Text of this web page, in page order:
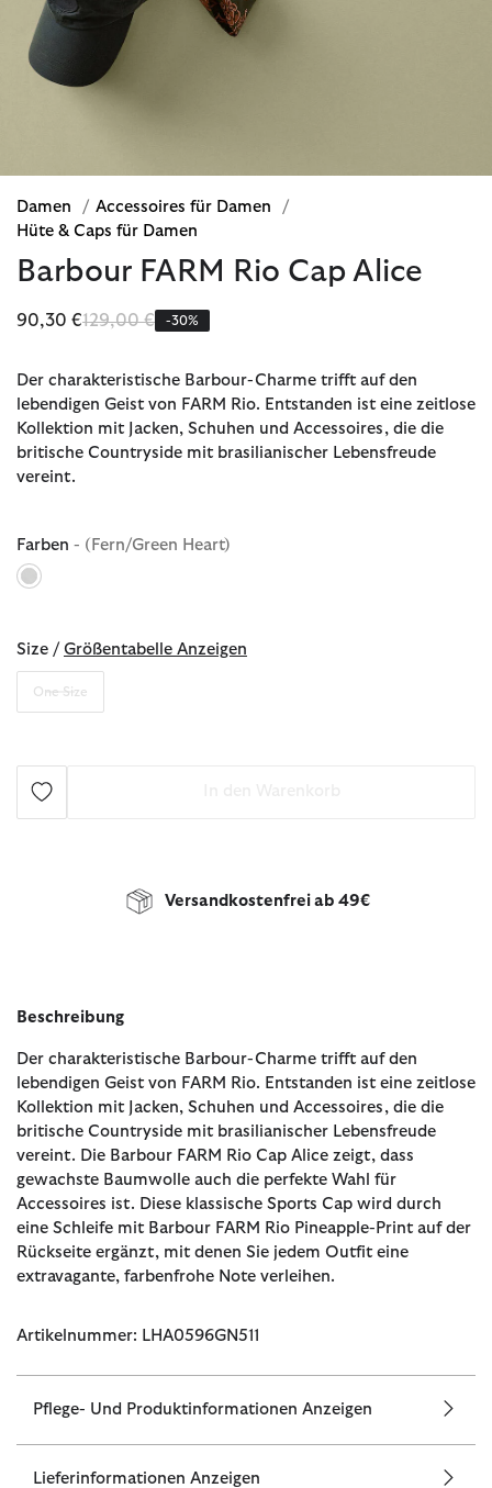
Damen / Accessoires für Damen
/
Hüte & Caps für Damen
Barbour FARM Rio Cap Alice
90,30 €Reduziert von
129,00 €bis-30%
Der charakteristische Barbour-Charme trifft auf den
lebendigen Geist von FARM Rio. Entstanden ist eine zeitlose
Kollektion mit Jacken, Schuhen und Accessoires, die die
britische Countryside mit brasilianischer Lebensfreude
vereint.
Farben - (Fern/Green Heart)
Size / Größentabelle Anzeigen
One Size
Versandkostenfrei ab 49€
Beschreibung
Der charakteristische Barbour-Charme trifft auf den
lebendigen Geist von FARM Rio. Entstanden ist eine zeitlose
Kollektion mit Jacken, Schuhen und Accessoires, die die
britische Countryside mit brasilianischer Lebensfreude
vereint. Die Barbour FARM Rio Cap Alice zeigt, dass
gewachste Baumwolle auch die perfekte Wahl für
Accessoires ist. Diese klassische Sports Cap wird durch
eine Schleife mit Barbour FARM Rio Pineapple-Print auf der
Rückseite ergänzt, mit denen Sie jedem Outfit eine
extravagante, farbenfrohe Note verleihen.
Artikelnummer: LHA0596GN511
Pflege- Und Produktinformationen Anzeigen
Lieferinformationen Anzeigen